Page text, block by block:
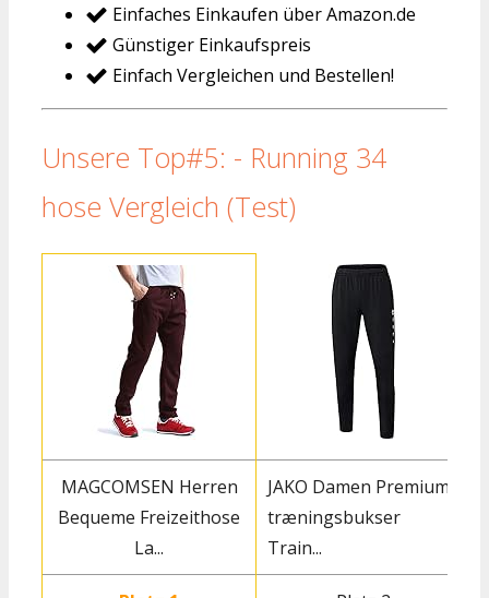
Einfaches Einkaufen über Amazon.de
Günstiger Einkaufspreis
Einfach Vergleichen und Bestellen!
Unsere Top#5: - Running 34
hose Vergleich (Test)
MAGCOMSEN Herren
Bequeme Freizeithose
La...
JAKO Damen Premium
træningsbukser
Train...